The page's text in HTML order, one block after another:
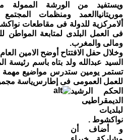
ويستفيد من الورشة الممولة
موريتانياالعمد ومنظمات
ألامركزية للدولة فى مقاطعات
فى العمل البلدى لمتابعة المواطن
ومالى والمغرب.
وخلال حفل الافتتاح أوضح الامين
السيد عبدالله ولد بتاه باسم
تستمر يومين ستدرس مواضيع مهمة
للعمل العمومى فى إطارسياسة
الحكم الرشيد
الديمقراطيى
لبلديات
نواكشوط .
و أضاف أن